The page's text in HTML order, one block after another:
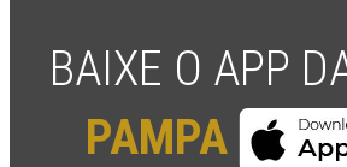
BAIXE O APP
PAMPA